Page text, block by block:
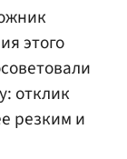
этого
отклик
резким и